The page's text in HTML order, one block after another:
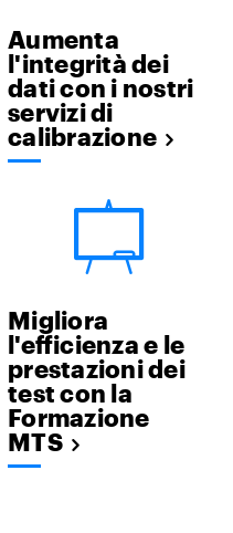
Aumenta
l'integrità dei
dati con i nostri
servizi di
calibrazione
Migliora
l'efficienza e le
prestazioni dei
test con la
Formazione
MTS